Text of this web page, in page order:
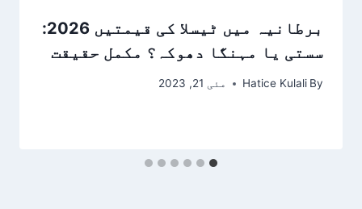
برطانیہ میں ٹیسلا کی قیمتیں 2026:
سستی یا مہنگا دھوکہ؟ مکمل حقیقت
By
Hatice Kulali مئی 21, 2023